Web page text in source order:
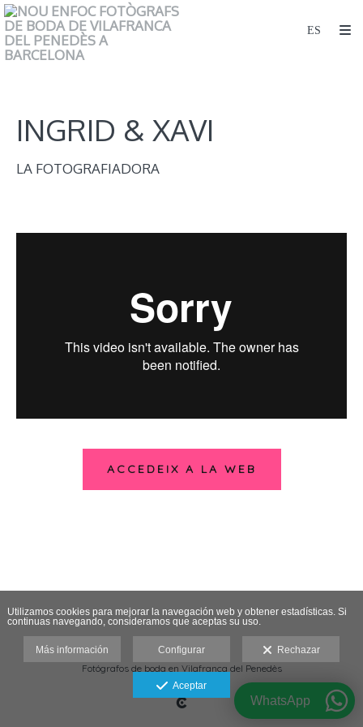
INGRID & XAVI
LA FOTOGRAFIADORA
ACCEDEIX A LA WEB
Fotógrafos de boda en Vilafranca del Penedès
Aviso legal
Utilizamos cookies para mejorar la navegación web y obtener estadísticas. Si
continuas navegando, consideramos que aceptas su uso.
Más información Configurar Rechazar
Aceptar
WhatsApp